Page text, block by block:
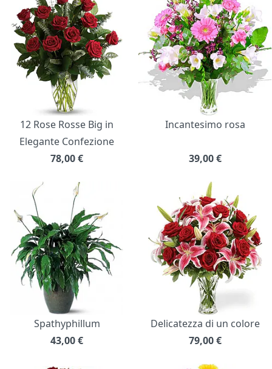
12 Rose Rosse Big in
Elegante Confezione
78,00€
Incantesimo rosa
39,00€
Spathyphillum
43,00€
Delicatezza di un colore
79,00€